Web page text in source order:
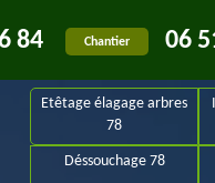
84 Chantier 06
Etêtage élagage arbres
78
Déssouchage 78